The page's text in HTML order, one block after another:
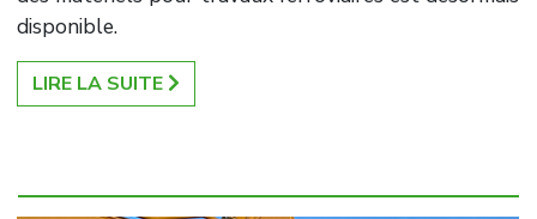
disponible.
LIRE LA SUITE